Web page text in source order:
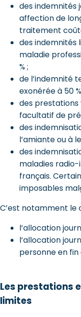
des indemnités
affection de
traitement
des indemnités
maladie
% ;
de l’indemnité
exonérée à 50
des prestations
facultatif de
des
l’amiante ou à
des
maladies radio-
français.
imposables
C’est notamment le
l’allocation
l’allocation
personne en fin
Les prestations
limites